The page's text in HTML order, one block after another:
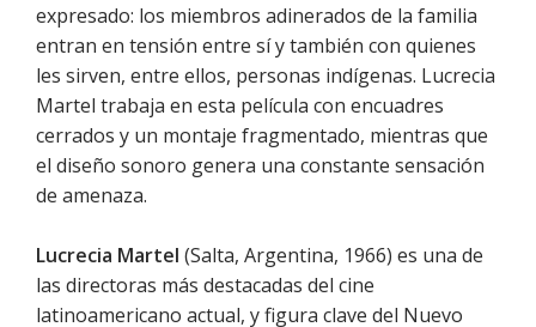
expresado: los miembros adinerados de la familia
entran en tensión entre sí y también con quienes
les sirven, entre ellos, personas indígenas. Lucrecia
Martel trabaja en esta película con encuadres
cerrados y un montaje fragmentado, mientras que
el diseño sonoro genera una constante sensación
de amenaza.
Lucrecia Martel (Salta, Argentina, 1966) es una de
las directoras más destacadas del cine
latinoamericano actual, y figura clave del Nuevo